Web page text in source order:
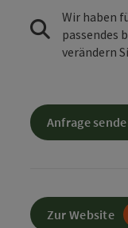
Wir haben
passendes
verändern
Anfrage
Zur Website